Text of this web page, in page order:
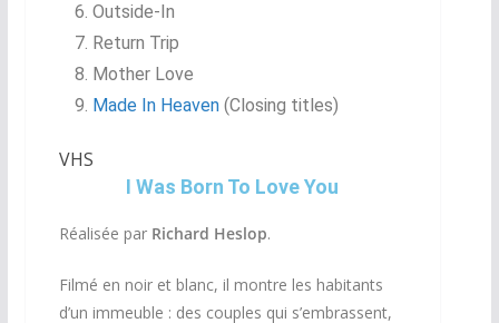
VHS
Outside-In
Return Trip
Mother Love
Made In Heaven(Closing titles)
I Was Born To Love You
Réalisée par Richard Heslop.
Filmé en noir et blanc, il montre les habitants
d’un immeuble : des couples qui s’embrassent,